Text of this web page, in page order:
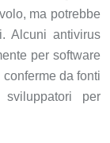
ma potrebbe
Alcuni antivirus
per software
da fonti
per